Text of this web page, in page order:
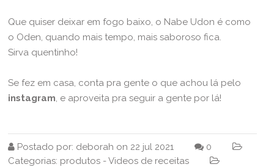
Que quiser deixar em fogo baixo, o Nabe Udon é como
o Oden, quando mais tempo, mais saboroso fica.
Sirva quentinho!
Se fez em casa, conta pra gente o que achou lá pelo
instagram, e aproveita pra seguir a gente por lá!
Postado por: deborah on 22 jul 2021
0
Categorias: produtos -Videos de receitas